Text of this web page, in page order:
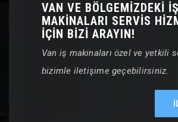
VAN VE BÖLGEMİZDEKİ İŞ
MAKİNALARI SERVİS
İÇİN BİZİ ARAYIN!
Van iş makinaları özel ve yetkili
bizimle iletişime geçebilirsiniz.